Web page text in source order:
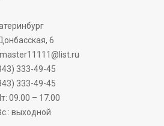
6
333-49-45
333-49-45
09.00 – 17.00
выходной